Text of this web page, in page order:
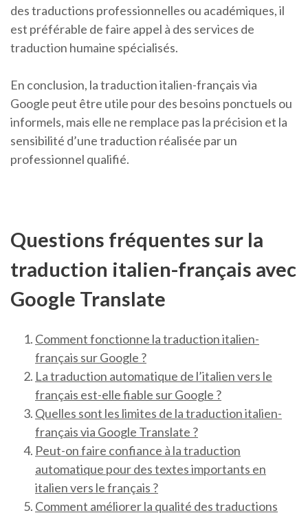
des traductions professionnelles ou académiques, il
est préférable de faire appel à des services de
traduction humaine spécialisés.
En conclusion, la traduction italien-français via
Google peut être utile pour des besoins ponctuels ou
informels, mais elle ne remplace pas la précision et la
sensibilité d’une traduction réalisée par un
professionnel qualifié.
Questions fréquentes sur la
traduction italien-français avec
Google Translate
Comment fonctionne la traduction italien-
français sur Google ?
La traduction automatique de l’italien vers le
français est-elle fiable sur Google ?
Quelles sont les limites de la traduction italien-
français via Google Translate ?
Peut-on faire confiance à la traduction
automatique pour des textes importants en
italien vers le français ?
Comment améliorer la qualité des traductions